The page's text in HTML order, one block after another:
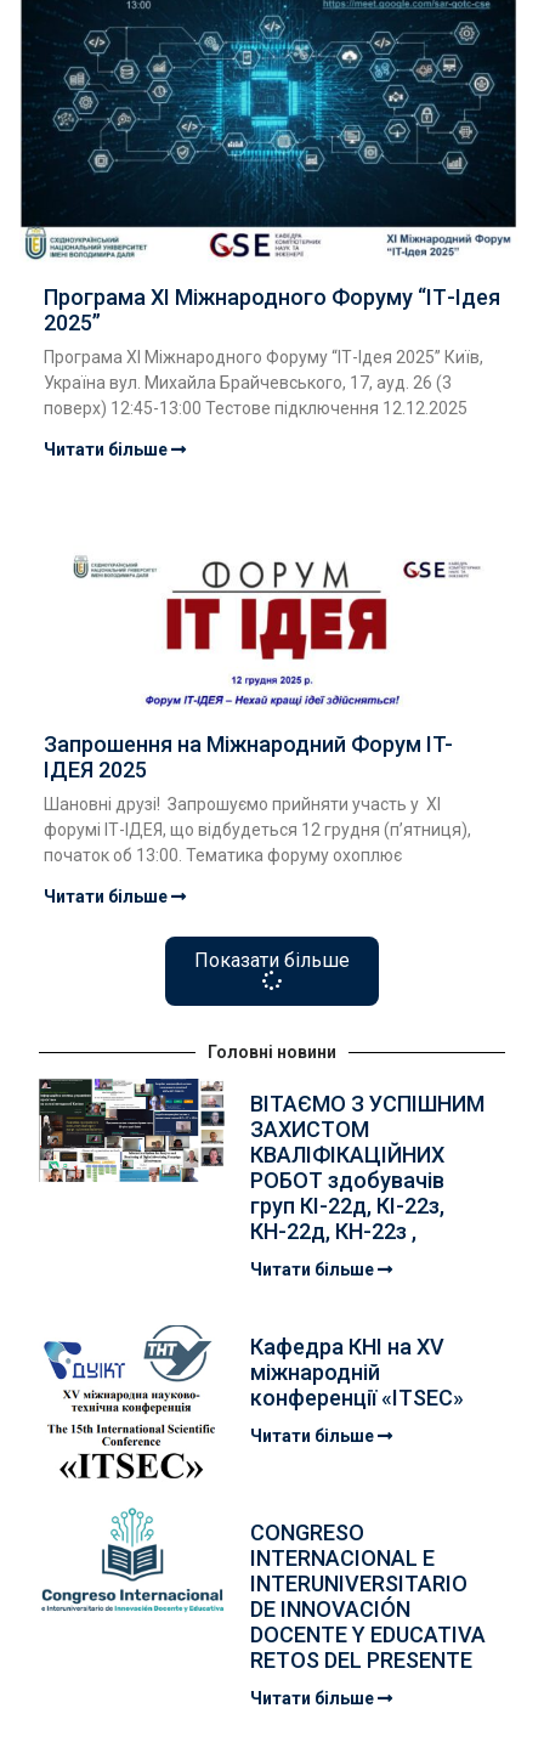
Програма ХI Міжнародного Форуму “ІТ-Ідея
2025”
Програма ХI Міжнародного Форуму “ІТ-Ідея 2025” Київ,
Україна вул. Михайла Брайчевського, 17, ауд. 26 (3
поверх) 12:45-13:00 Тестове підключення 12.12.2025
Читати більше
Запрошення на Міжнародний Форум ІT-
ІДЕЯ 2025
Шановні друзі! Запрошуємо прийняти участь у ХІ
форумі ІТ-ІДЕЯ, що відбудеться 12 грудня (п’ятниця),
початок об 13:00. Тематика форуму охоплює
Читати більше
Показати більше
Головні новини
ВІТАЄМО З УСПІШНИМ
ЗАХИСТОМ
КВАЛІФІКАЦІЙНИХ
РОБОТ здобувачів
груп КІ-22д, КІ-22з,
КН-22д, КН-22з ,
Читати більше
Кафедра КНІ на XV
міжнародній
конференції «ITSEC»
Читати більше
CONGRESO
INTERNACIONAL E
INTERUNIVERSITARIO
DE INNOVACIÓN
DOCENTE Y EDUCATIVA
RETOS DEL PRESENTE
Читати більше